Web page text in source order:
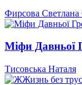
Фирсова Светлана
Міфи Давньої
Тисовська Наталя